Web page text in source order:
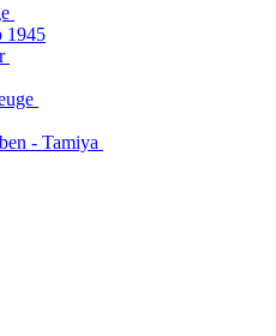
1945
- Tamiya